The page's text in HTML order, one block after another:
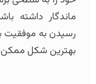
ماندگار داشته
رسیدن به موفقیت باز
بهترین شکل ممکن از